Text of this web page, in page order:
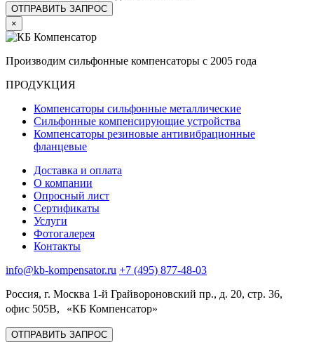
×
Производим сильфонные компенсаторы с 2005 года
ПРОДУКЦИЯ
Компенсаторы сильфонные металлические
Сильфонные компенсирующие устройства
Компенсаторы резиновые антивибрационные
фланцевые
Доставка и оплата
О компании
Опросный лист
Сертификаты
Услуги
Фотогалерея
Контакты
info@kb-kompensator.ru +7 (495) 877-48-03
Россия, г. Москва 1-й Грайвороновский пр., д. 20, стр. 36,
офис 505В, «КБ Компенсатор»
ОТПРАВИТЬ ЗАПРОС